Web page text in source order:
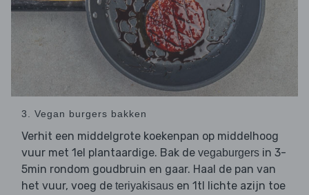
3. Vegan burgers bakken
Verhit een middelgrote koekenpan op middelhoog
vuur met 1el plantaardige. Bak de vegaburgers in 3-
5min rondom goudbruin en gaar. Haal de pan van
het vuur, voeg de teriyakisaus en 1tl lichte azijn toe